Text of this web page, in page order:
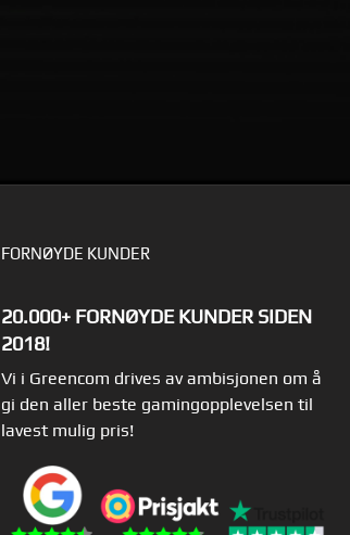
FORNØYDE KUNDER
20.000+ FORNØYDE KUNDER SIDEN
2018!
Vi i Greencom drives av ambisjonen om å
gi den aller beste gamingopplevelsen til
lavest mulig pris!